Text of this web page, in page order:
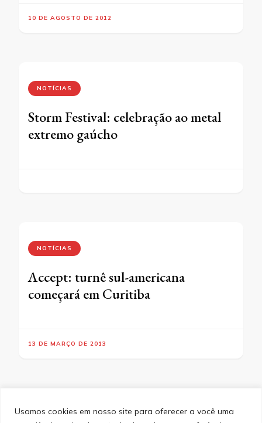
Usamos cookies em nosso site para oferecer a você uma
10 DE AGOSTO DE 2012
NOTÍCIAS
Storm Festival: celebração ao metal
extremo gaúcho
NOTÍCIAS
Accept: turnê sul-americana
começará em Curitiba
13 DE MARÇO DE 2013